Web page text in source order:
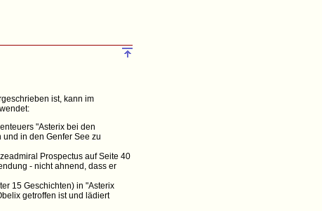
ist, kann im
"Asterix bei den
in den Genfer See zu
Prospectus auf Seite 40
- nicht ahnend, dass er
15 Geschichten) in "Asterix
getroffen ist und lädiert